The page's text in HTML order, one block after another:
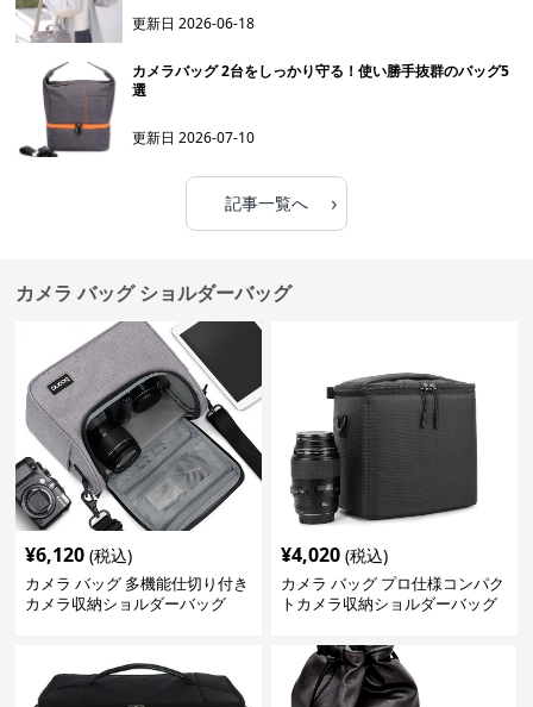
更新日2026-06-18
カメラバッグ 2台をしっかり守る！使い勝手抜群のバッグ5
選
更新日2026-07-10
記事一覧へ ›
カメラ バッグ ショルダーバッグ
¥6,120 (税込)
カメラ バッグ 多機能仕切り付き
カメラ収納ショルダーバッグ
¥4,020 (税込)
カメラ バッグ プロ仕様コンパク
トカメラ収納ショルダーバッグ